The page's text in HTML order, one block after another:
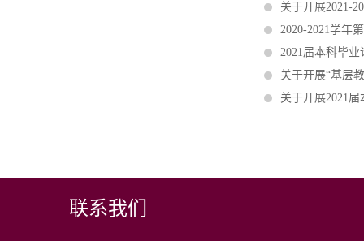
关于开展2021-
2020-2021学年
2021届本科毕
关于开展“基层
关于开展2021
联系我们